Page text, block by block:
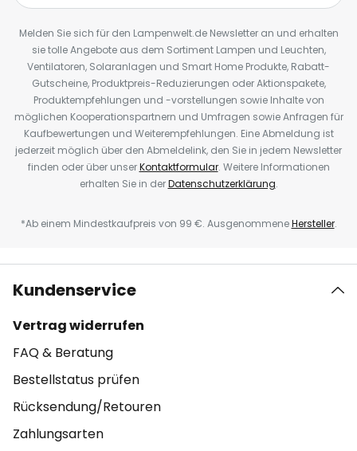
Melden Sie sich für den Lampenwelt.de Newsletter an und erhalten
sie tolle Angebote aus dem Sortiment Lampen und Leuchten,
Ventilatoren, Solaranlagen und Smart Home Produkte, Rabatt-
Gutscheine, Produktpreis-Reduzierungen oder Aktionspakete,
Produktempfehlungen und -vorstellungen sowie Inhalte von
möglichen Kooperationspartnern und Umfragen sowie Anfragen für
Kaufbewertungen und Weiterempfehlungen. Eine Abmeldung ist
jederzeit möglich über den Abmeldelink, den Sie in jedem Newsletter
finden oder über unserKontaktformular. Weitere Informationen
erhalten Sie in derDatenschutzerklärung.
*Ab einem Mindestkaufpreis von 99 €. AusgenommeneHersteller.
Kundenservice
Vertrag widerrufen
FAQ & Beratung
Bestellstatus prüfen
Rücksendung/Retouren
Zahlungsarten